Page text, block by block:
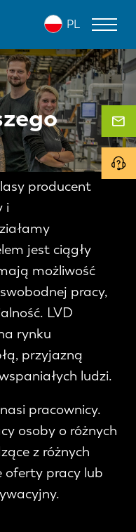
PL
producent
i
jest ciągły
możliwość
pracy,
LVD
rynku
przyjazną
ludzi.
pracownicy.
osoby o różnych
z różnych
oferty pracy lub